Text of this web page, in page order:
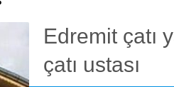
Edremit çatı
çatı ustası